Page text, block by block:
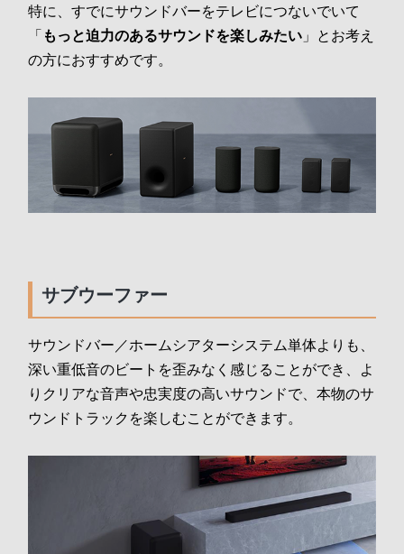
特に、すでにサウンドバーをテレビにつないでいて
「 もっと迫力のあるサウンドを楽しみたい」とお考え
の方におすすめです。
サブウーファー
サウンドバー／ホームシアターシステム単体よりも、
深い重低音のビートを歪みなく感じることができ、よ
りクリアな音声や忠実度の高いサウンドで、本物のサ
ウンドトラックを楽しむことができます。